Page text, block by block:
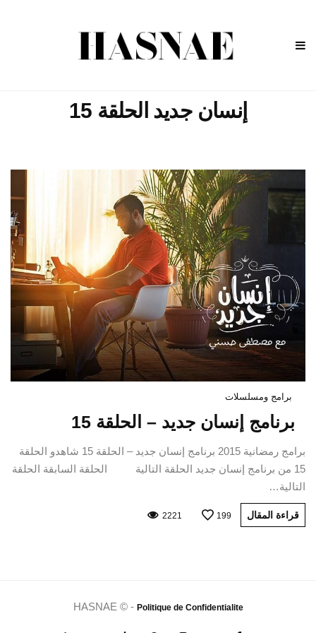
إنسان جديد الحلقة 15
برامج ومسلسلات
برنامج إنسان جديد – الحلقة 15
برامج رمضانية 2015 برنامج إنسان جديد – الحلقة 15 شاهدو الحلقة
15 من برنامج إنسان جديد الحلقة التالية الحلقة السابقة الحلقة
التالية…
قراءة المقال 199
2221
HASNAE © - Politique de Confidentialite